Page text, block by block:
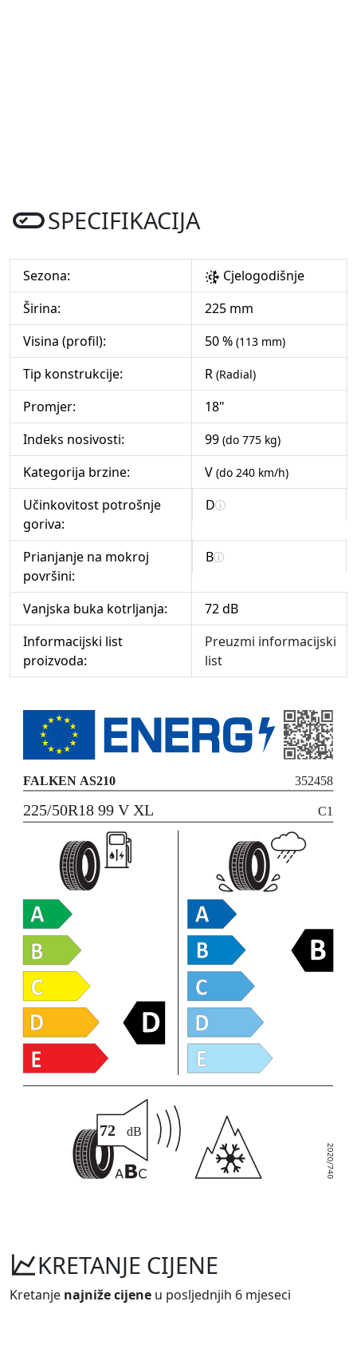
SPECIFIKACIJA
Sezona:
Cjelogodišnje
Širina:
225 mm
Visina (profil):
50 % (113 mm)
Tip konstrukcije: R (Radial)
Promjer:
18"
Indeks nosivosti:
99 (do 775 kg)
Kategorija brzine: V (do 240 km/h)
Učinkovitost potrošnje
goriva:
D
Prianjanje na mokroj
površini:
B
Vanjska buka kotrljanja:
72 dB
Informacijski list
proizvoda:
Preuzmi informacijski
list
KRETANJE CIJENE
Kretanje najniže cijene u posljednjih 6 mjeseci